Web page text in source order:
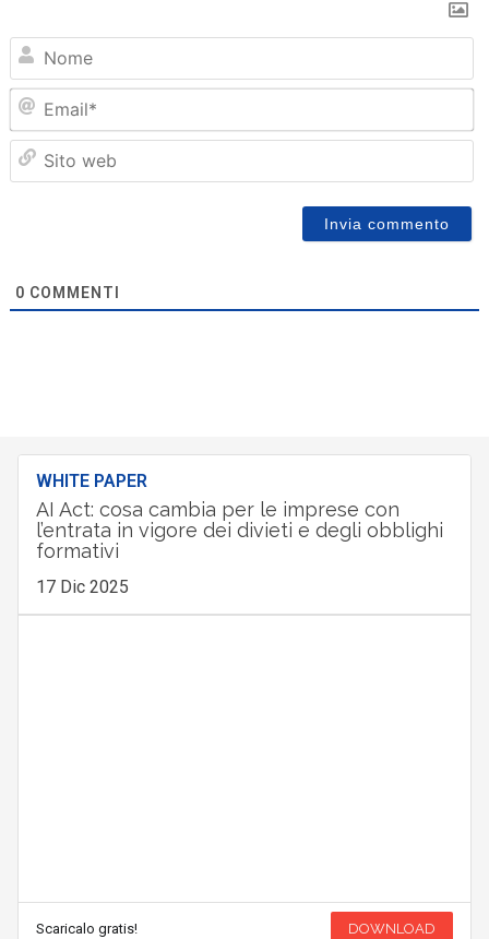
0 COMMENTI
WHITE PAPER
AI Act: cosa cambia per le imprese con
l’entrata in vigore dei divieti e degli obblighi
formativi
17 Dic 2025
Scaricalo gratis! DOWNLOAD